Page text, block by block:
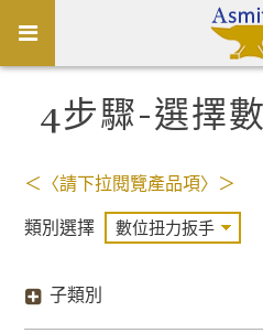
4步驟-選擇
＜〈請下拉閱覽產品項〉＞
類別選擇
子類別